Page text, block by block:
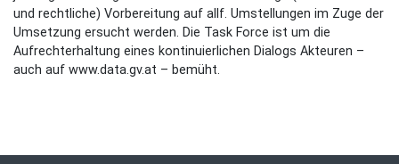
und rechtliche) Vorbereitung auf allf. Umstellungen im Zuge der
Umsetzung ersucht werden. Die Task Force ist um die
Aufrechterhaltung eines kontinuierlichen Dialogs Akteuren –
auch auf www.data.gv.at – bemüht.